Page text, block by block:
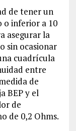
de tener un
o inferior a 10
asegurar la
sin ocasionar
cuadrícula
entre
de
BEP y el
de
de 0,2 Ohms.